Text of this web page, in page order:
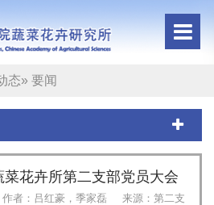
态» 要闻
花卉所第二支部党员大会
作者：吕红豪，季家磊
来源：第二支